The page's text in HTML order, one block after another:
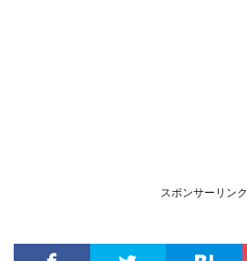
スポンサーリンク